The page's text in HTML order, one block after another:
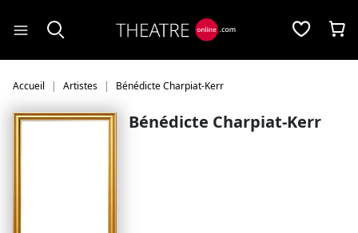
Accueil Artistes Bénédicte Charpiat-Kerr
Bénédicte Charpiat-Kerr